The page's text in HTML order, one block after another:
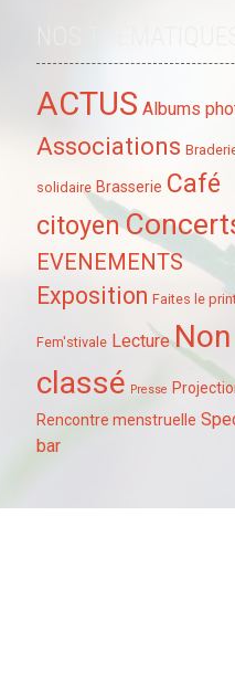
ACTUS Albums
Associations
solidaire Brasserie Café
citoyen
EVENEMENTS
Exposition Faites le
Fem'stivale Lecture Non
classé Presse
Rencontre menstruelle
bar